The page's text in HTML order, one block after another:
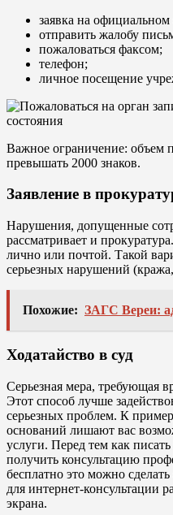
заявка на
отправить жалобу
пожаловаться факсом;
телефон;
личное посещение
Важное ограничение: объем
превышать 2000 знаков.
Заявление в
Нарушения, допущенные
рассматривает и
лично или почтой. Такой
серьезных нарушений
Похожие: ЗАГС Вереи:
Ходатайство в суд
Серьезная мера, требующая
Этот способ лучше
серьезных проблем. К
оснований лишают вас
услуги. Перед тем как
получить консультацию
бесплатно это можно
для интернет-консультации
экрана.